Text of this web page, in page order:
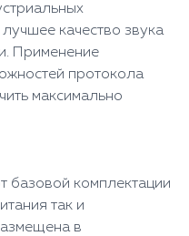
качество звука
Применение
протокола
максимально
базовой комплектации
так и
в